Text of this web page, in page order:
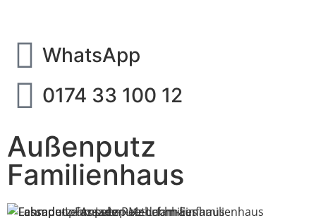
WhatsApp
0174 33 100 12
Außenputz
Familienhaus